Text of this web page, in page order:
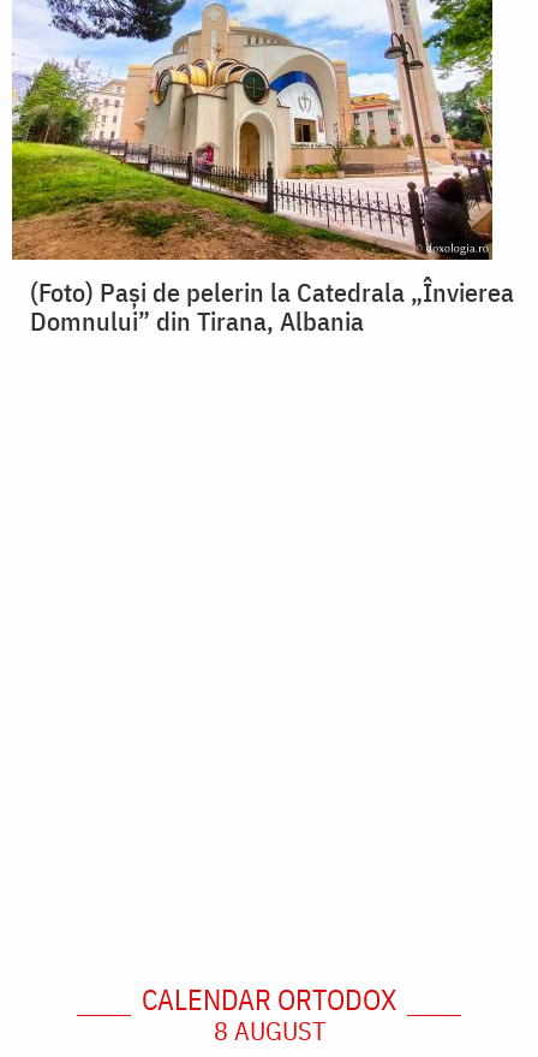
(Foto) Pași de pelerin la Catedrala „Învierea
Domnului” din Tirana, Albania
CALENDAR ORTODOX
8 AUGUST